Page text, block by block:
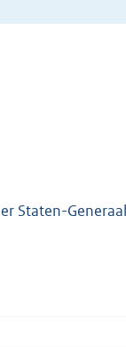
Staten-Generaal